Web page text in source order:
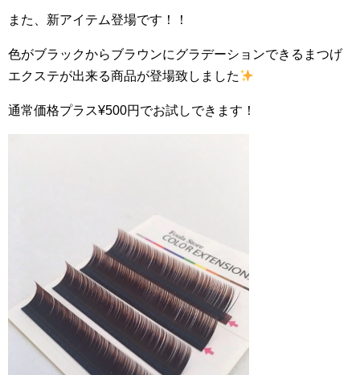
また、新アイテム登場です！！
色がブラックからブラウンにグラデーションできるまつげ
エクステが出来る商品が登場致しました
通常価格プラス¥500円でお試しできます！